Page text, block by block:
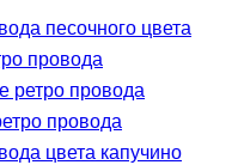
песочного цвета
провода
ретро провода
провода
цвета капучино